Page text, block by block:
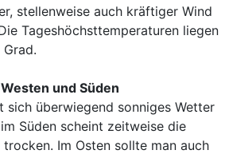
stellenweise auch kräftiger Wind
Tageshöchsttemperaturen liegen
und Süden
sich überwiegend sonniges Wetter
Süden scheint zeitweise die
Im Osten sollte man auch